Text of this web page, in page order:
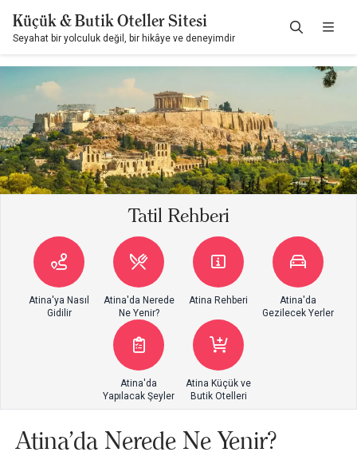
Küçük & Butik Oteller Sitesi
Seyahat bir yolculuk değil, bir hikâye ve deneyimdir
Tatil Rehberi
Atina'ya Nasıl
Gidilir
Atina'da Nerede
Ne Yenir?
Atina Rehberi
Atina'da
Gezilecek Yerler
Atina'da
Yapılacak Şeyler
Atina Küçük ve
Butik Otelleri
Atina'da Nerede Ne Yenir?